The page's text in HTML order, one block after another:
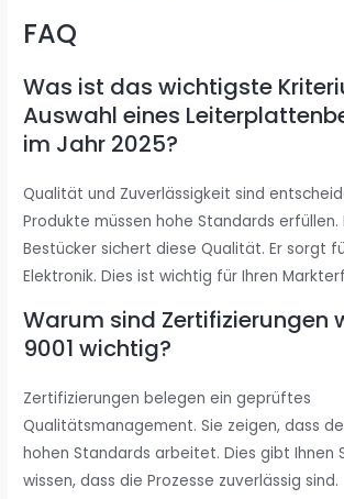
FAQ
Was ist das wichtigste
Auswahl eines
im Jahr 2025?
Qualität und Zuverlässigkeit sind
Produkte müssen hohe Standards erfüllen.
Bestücker sichert diese Qualität. Er sorgt
Elektronik. Dies ist wichtig für Ihren
Warum sind Zertifizierungen
9001 wichtig?
Zertifizierungen belegen ein geprüftes
Qualitätsmanagement. Sie zeigen, dass
hohen Standards arbeitet. Dies gibt Ihnen
wissen, dass die Prozesse zuverlässig sind.